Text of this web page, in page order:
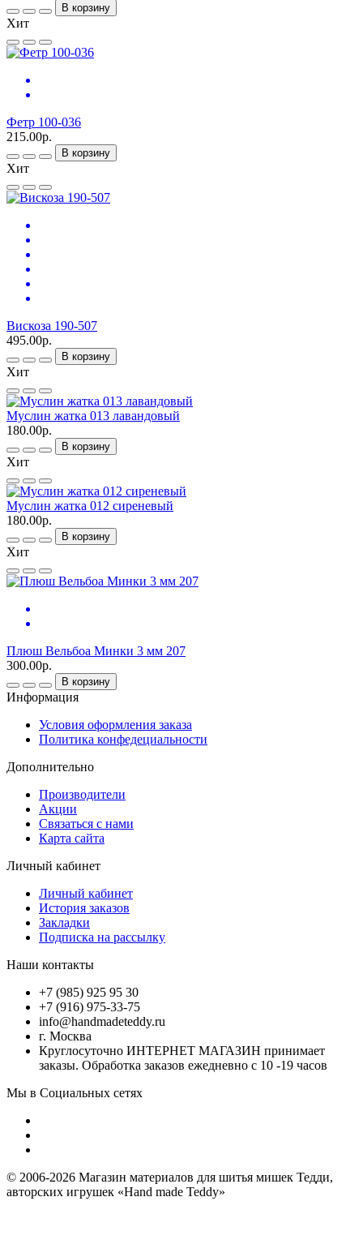
В корзину
Хит
Фетр 100-036
215.00р.
В корзину
Хит
Вискоза 190-507
495.00р.
В корзину
Хит
Муслин жатка 013 лавандовый
180.00р.
В корзину
Хит
Муслин жатка 012 сиреневый
180.00р.
В корзину
Хит
Плюш Вельбоа Минки 3 мм 207
300.00р.
В корзину
Информация
Условия оформления заказа
Политика конфедециальности
Дополнительно
Производители
Акции
Связаться с нами
Карта сайта
Личный кабинет
Личный кабинет
История заказов
Закладки
Подписка на рассылку
Наши контакты
+7 (985) 925 95 30
+7 (916) 975-33-75
info@handmadeteddy.ru
г. Москва
Круглосуточно ИНТЕРНЕТ МАГАЗИН принимает
заказы. Обработка заказов ежедневно с 10 -19 часов
Мы в Социальных сетях
© 2006-2026 Магазин материалов для шитья мишек Тедди,
авторских игрушек «Hand made Teddy»